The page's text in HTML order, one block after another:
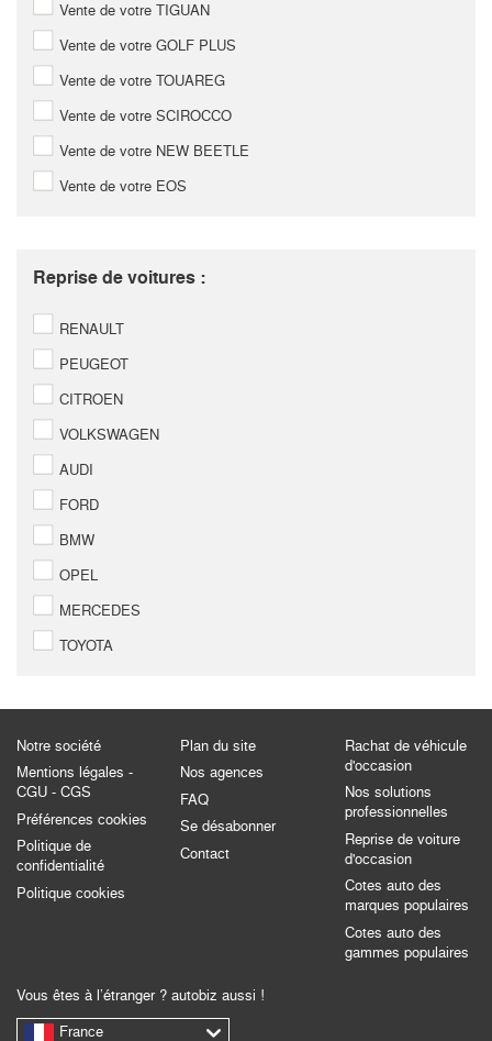
Vente de votre TIGUAN
Vente de votre GOLF PLUS
Vente de votre TOUAREG
Vente de votre SCIROCCO
Vente de votre NEW BEETLE
Vente de votre EOS
Reprise de voitures :
RENAULT
PEUGEOT
CITROEN
VOLKSWAGEN
AUDI
FORD
BMW
OPEL
MERCEDES
TOYOTA
Notre société
Mentions légales -
CGU - CGS
Préférences cookies
Politique de
confidentialité
Politique cookies
Plan du site
Nos agences
FAQ
Se désabonner
Contact
Rachat de véhicule
d'occasion
Nos solutions
professionnelles
Reprise de voiture
d'occasion
Cotes auto des
marques populaires
Cotes auto des
gammes populaires
Vous êtes à l’étranger ? autobiz aussi !
France